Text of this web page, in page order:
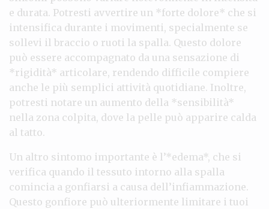
e durata. Potresti avvertire un *forte dolore* che si
intensifica durante i movimenti, specialmente se
sollevi il braccio o ruoti la spalla. Questo dolore
può essere accompagnato da una sensazione di
*rigidità* articolare, rendendo difficile compiere
anche le più semplici attività quotidiane. Inoltre,
potresti notare un aumento della *sensibilità*
nella zona colpita, dove la pelle può apparire calda
al tatto.
Un altro sintomo importante è l’*edema*, che si
verifica quando il tessuto intorno alla spalla
comincia a gonfiarsi a causa dell’infiammazione.
Questo gonfiore può ulteriormente limitare i tuoi